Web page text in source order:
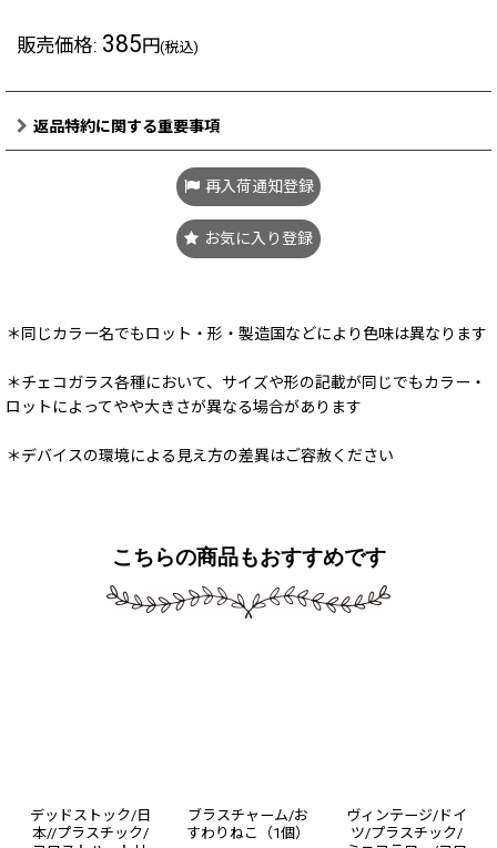
販売価格: 385円(税込)
返品特約に関する重要事項
再入荷通知登録
お気に入り登録
＊同じカラー名でもロット・形・製造国などにより色味は異なります
＊チェコガラス各種において、サイズや形の記載が同じでもカラー・
ロットによってやや大きさが異なる場合があります
＊デバイスの環境による見え方の差異はご容赦ください
こちらの商品もおすすめです
デッドストック/日
本//プラスチック/
ブラスチャーム/お
すわりねこ（1個）
ヴィンテージ/ドイ
ツ/プラスチック/